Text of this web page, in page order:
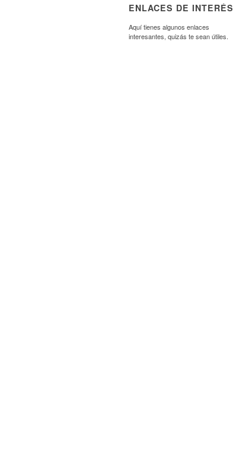
ENLACES DE INTERÉS
Aquí tienes algunos enlaces
interesantes, quizás te sean útiles.